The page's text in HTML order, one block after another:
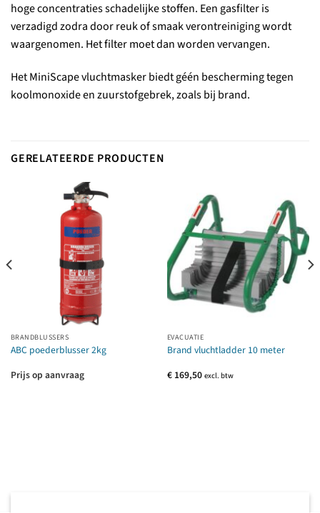
hoge concentraties schadelijke stoffen. Een gasfilter is
verzadigd zodra door reuk of smaak verontreiniging wordt
waargenomen. Het filter moet dan worden vervangen.
Het MiniScape vluchtmasker biedt géén bescherming tegen
koolmonoxide en zuurstofgebrek, zoals bij brand.
GERELATEERDE PRODUCTEN
BRANDBLUSSERS
ABC poederblusser 2kg
Prijs op aanvraag
EVACUATIE
Brand vluchtladder 10 meter
€169,50 excl. btw